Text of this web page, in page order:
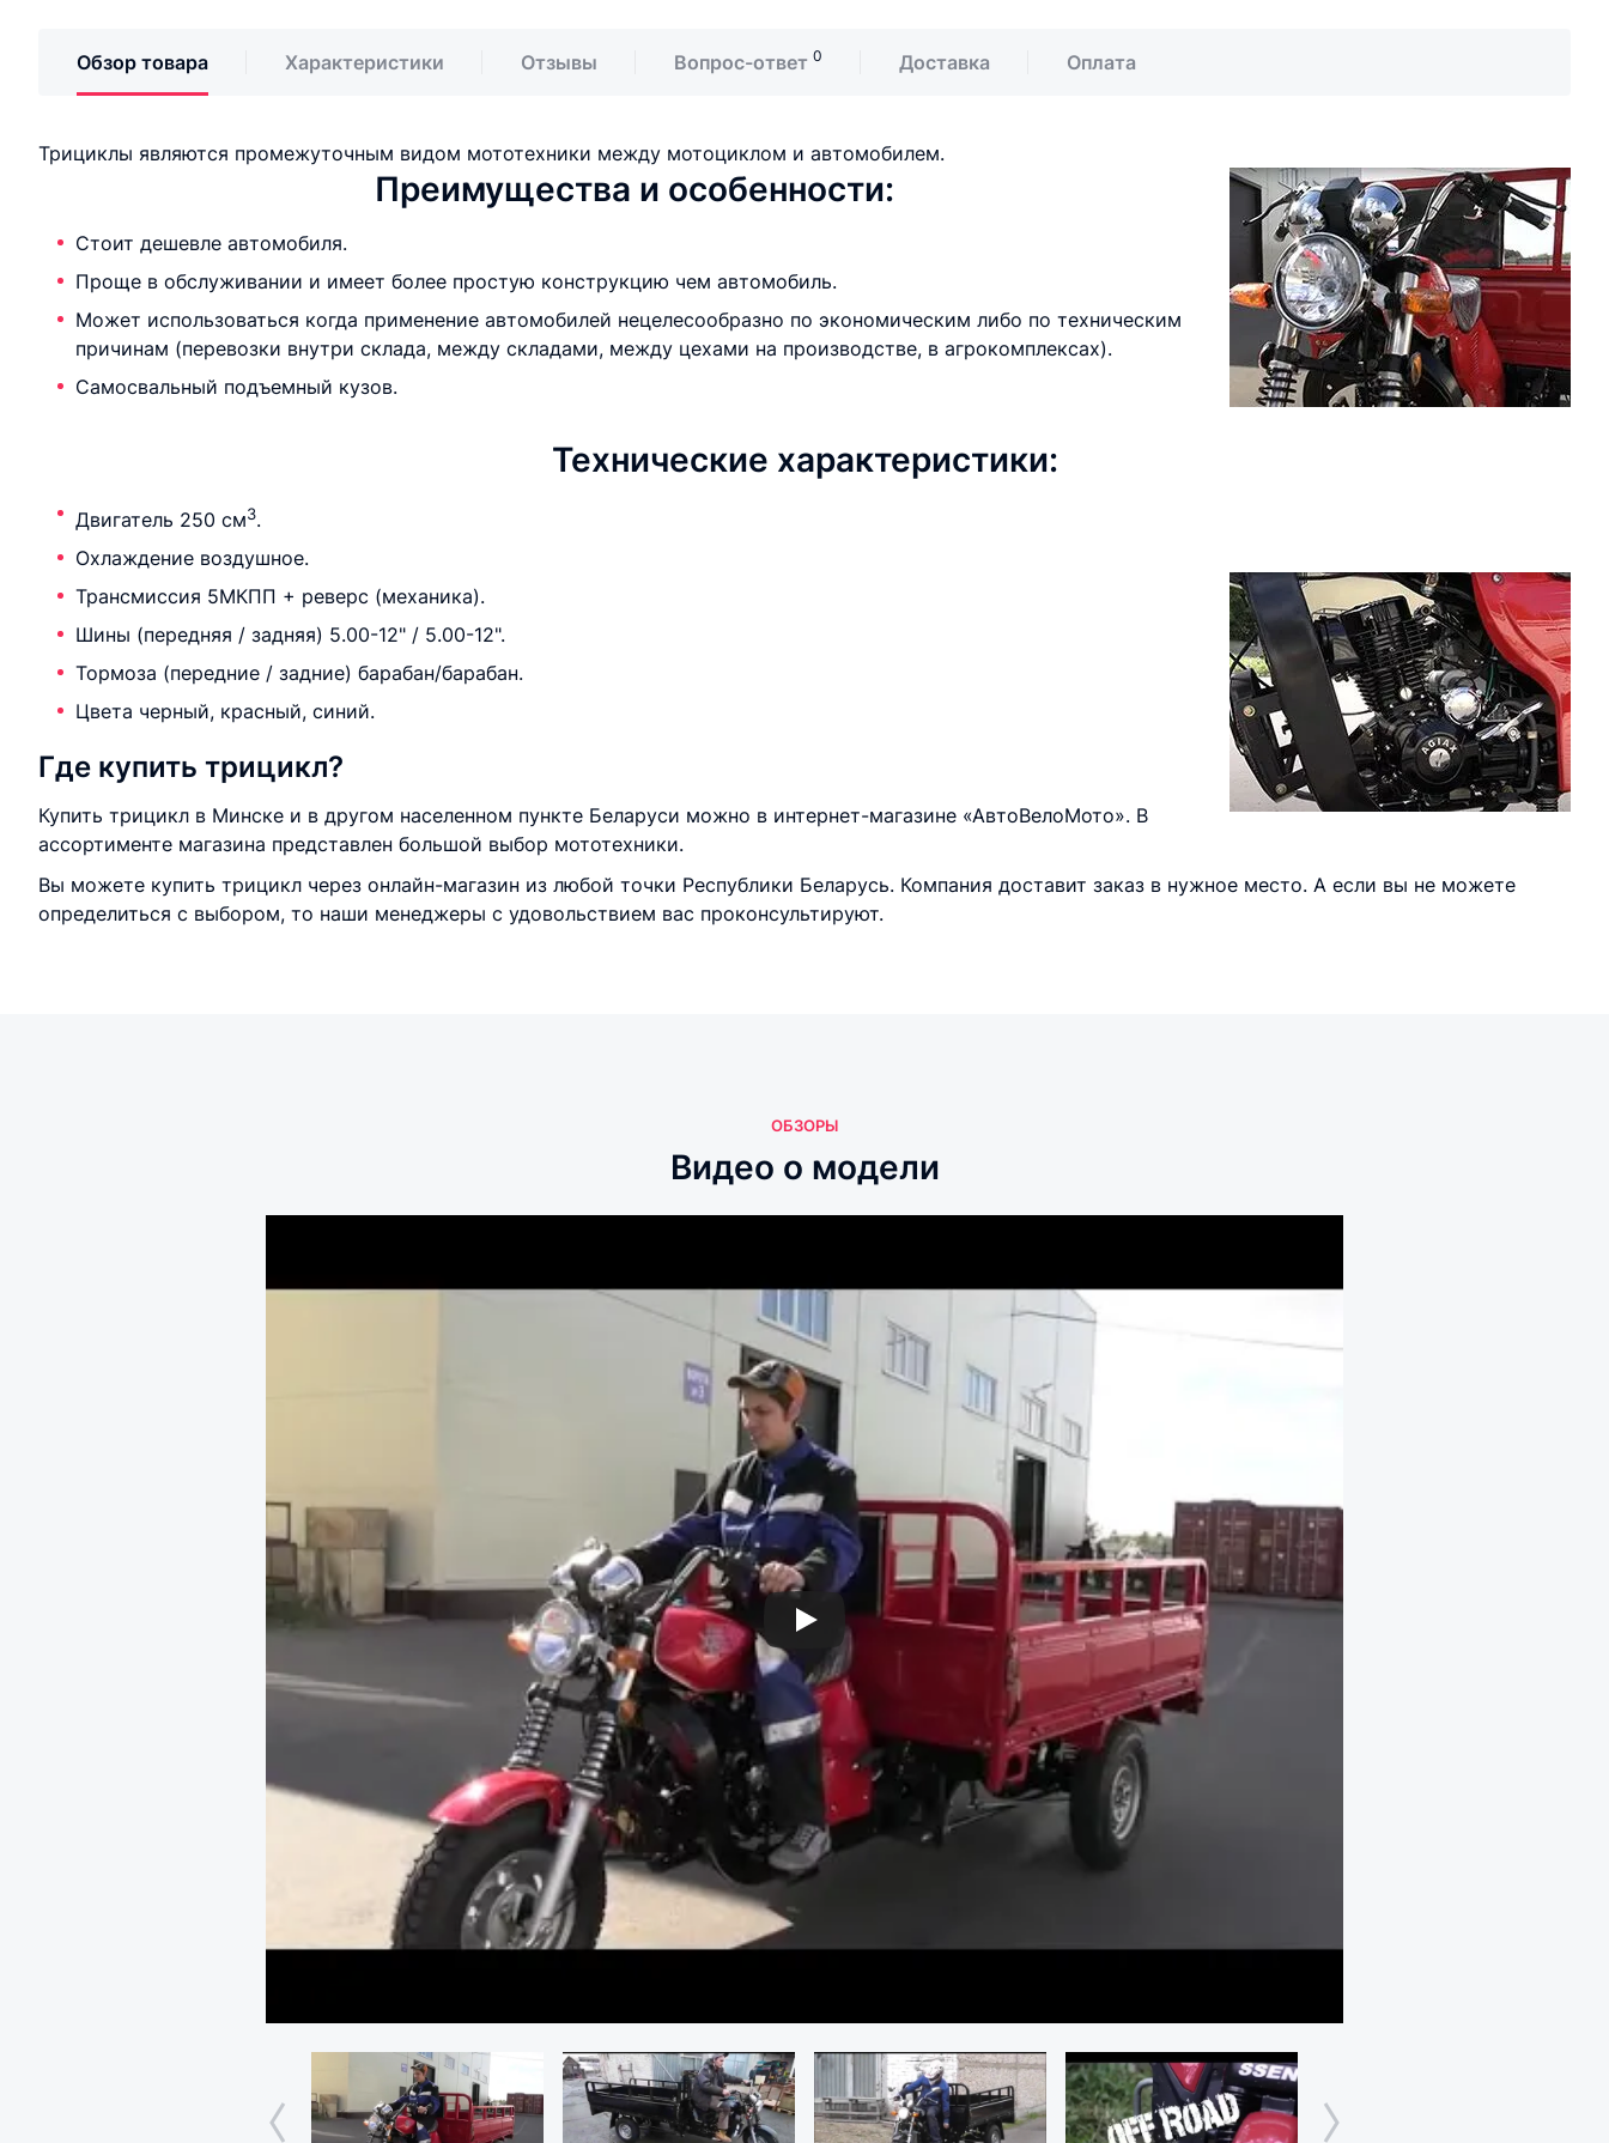
Обзор товара Характеристики Отзывы Вопрос-ответ 0 Доставка Оплата
Трициклы являются промежуточным видом мототехники между мотоциклом и автомобилем.
Преимущества и особенности:
Стоит дешевле автомобиля.
Проще в обслуживании и имеет более простую конструкцию чем автомобиль.
Может использоваться когда применение автомобилей нецелесообразно по экономическим либо по техническим
причинам (перевозки внутри склада, между складами, между цехами на производстве, в агрокомплексах).
Самосвальный подъемный кузов.
Технические характеристики:
Двигатель 250 см3.
Охлаждение воздушное.
Трансмиссия 5МКПП + реверс (механика).
Шины (передняя / задняя) 5.00-12" / 5.00-12".
Тормоза (передние / задние) барабан/барабан.
Цвета черный, красный, синий.
Где купить трицикл?
Купить трицикл в Минске и в другом населенном пункте Беларуси можно в интернет-магазине «АвтоВелоМото». В
ассортименте магазина представлен большой выбор мототехники.
Вы можете купить трицикл через онлайн-магазин из любой точки Республики Беларусь. Компания доставит заказ в нужное место. А если вы не можете
определиться с выбором, то наши менеджеры с удовольствием вас проконсультируют.
ОБЗОРЫ
Видео о модели